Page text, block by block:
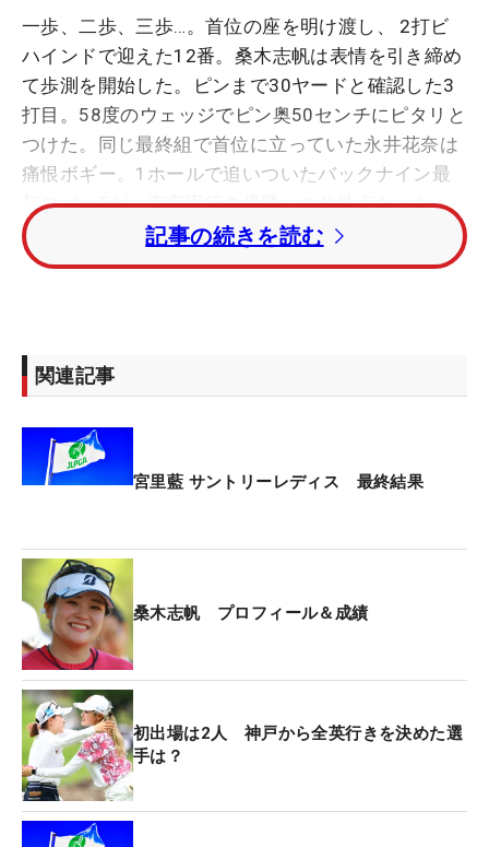
一歩、二歩、三歩…。首位の座を明け渡し、 2打ビ
ハインドで迎えた12番。桑木志帆は表情を引き締め
て歩測を開始した。ピンまで30ヤードと確認した3
打目。58度のウェッジでピン奥50センチにピタリと
つけた。同じ最終組で首位に立っていた永井花奈は
痛恨ボギー。1ホールで追いついたバックナイン最
初のパー5が、有言実行の優勝への分岐点だった。
「40ヤード以内は結構、前からやっているので、い
取らなきゃいけないホールだと思っていました」
った貯金は使い果たしていた。それでも、慌てるこ
とはない。「追いつかれて、追い越されたけど、全
た」。ギアを切り替えるための歩測でつかんだ、こ
の日最初のバーディ。流れはここから変わり、1打
差でし烈なV争いを制した。
前週の「全米女子オープン」で得たものは大きかっ
た。4度目の海外メジャーで自己最高となる14位。
最高峰の舞台で世界のトップたちと互角に戦った。
「もっと自信を持っていいんだと思った」。トップ
プロたちの技術に、埋められないほどの決定的な差
はない。ゴルフはメンタル競技。心の強さが最後は
記事の続きを読む
関連記事
宮里藍 サントリーレディス 最終結果
桑木志帆 プロフィール＆成績
初出場は2人 神戸から全英行きを決めた選
手は？